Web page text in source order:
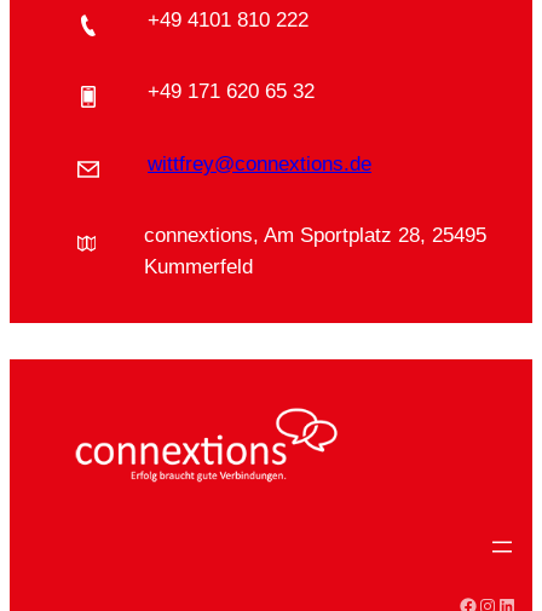
+49 4101 810 222
+49 171 620 65 32
wittfrey@connextions.de
connextions, Am Sportplatz 28, 25495
Kummerfeld
Facebook